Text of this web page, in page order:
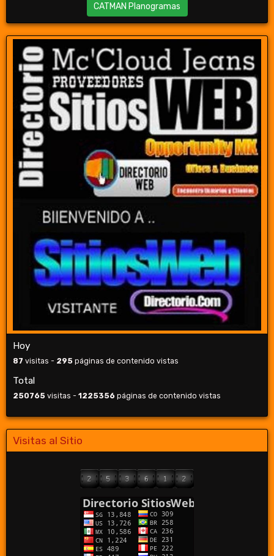
CATMAN Planogramas
Hoy
87 visitas - 295 páginas de contenido vistas
Total
250765 visitas - 1225356 páginas de contenido vistas
Visitas al Sitio